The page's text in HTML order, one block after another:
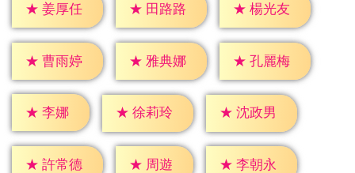
★ 姜厚任 ★ 田路路 ★ 楊光友
★ 曹雨婷 ★ 雅典娜 ★ 孔麗梅
★ 李娜 ★ 徐莉玲 ★ 沈政男
★ 許常德 ★ 周遊 ★ 李朝永